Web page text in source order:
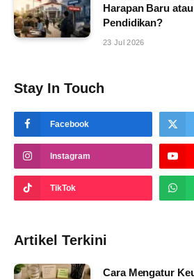
Harapan Baru
Pendidikan?
23 Jul 2026
Stay In Touch
Facebook
Instagram
TikTok
Artikel Terkini
Cara Mengatur